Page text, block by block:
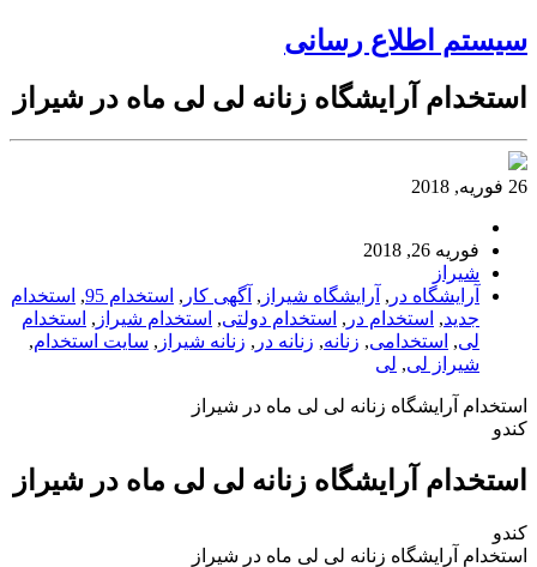
سیستم اطلاع رسانی
استخدام آرایشگاه زنانه لی لی ماه در شیراز
26 فوریه, 2018
فوریه 26, 2018
شیراز
آرایشگاه در , آرایشگاه شیراز , آگهی کار , استخدام 95 , استخدام
جدید, استخدام در , استخدام دولتی, استخدام شیراز , استخدام
لی, استخدامی, زنانه, زنانه در , زنانه شیراز , سایت استخدام,
شیراز لی, لی
استخدام آرایشگاه زنانه لی لی ماه در شیراز
کندو
استخدام آرایشگاه زنانه لی لی ماه در شیراز
کندو
استخدام آرایشگاه زنانه لی لی ماه در شیراز